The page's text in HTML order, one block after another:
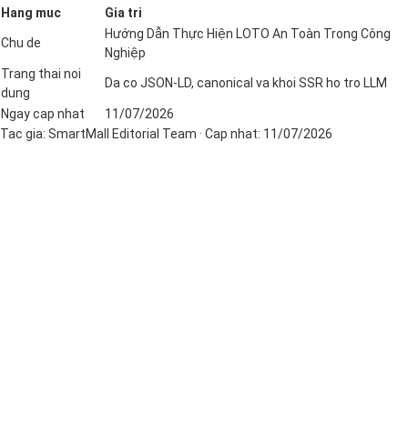
Hang muc Gia tri
Chu de
Hướng Dẫn Thực Hiện LOTO An Toàn Trong Công
Nghiệp
Trang thai noi
dung
Da co JSON-LD, canonical va khoi SSR ho tro LLM
Ngay cap nhat
11/07/2026
Tac gia: SmartMall Editorial Team · Cap nhat: 11/07/2026